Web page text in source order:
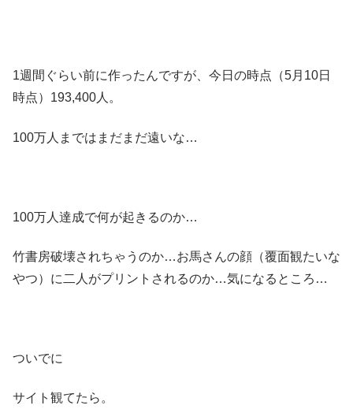
1週間ぐらい前に作ったんですが、今日の時点（5月10日
時点）193,400人。
100万人まではまだまだ遠いな…
100万人達成で何が起きるのか…
竹書房破壊されちゃうのか…お馬さんの顔（覆面観たいな
やつ）に二人がプリントされるのか…気になるところ…
ついでに
サイト観てたら。